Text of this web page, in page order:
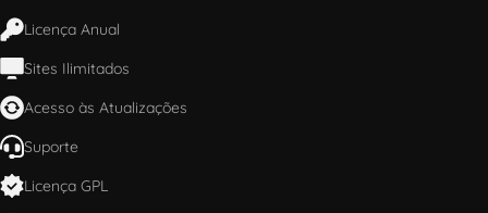
Licença Anual
Sites Ilimitados
Acesso às Atualizações
Suporte
Licença GPL